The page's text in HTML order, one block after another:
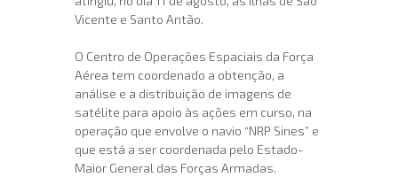
Vicente e Santo Antão.
O Centro de Operações Espaciais da Força
Aérea tem coordenado a obtenção, a
análise e a distribuição de imagens de
satélite para apoio às ações em curso, na
operação que envolve o navio “NRP Sines” e
que está a ser coordenada pelo Estado-
Maior General das Forças Armadas.